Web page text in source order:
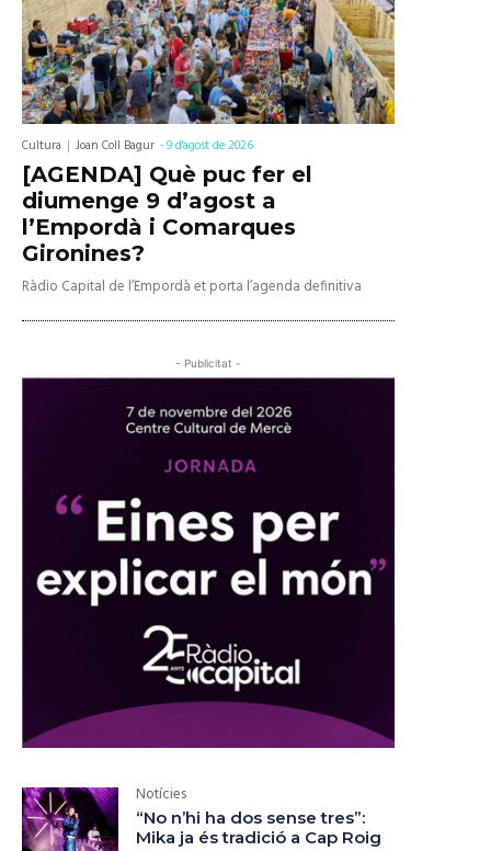
Cultura Joan Coll Bagur -9 d'agost de 2026
[AGENDA] Què puc fer el
diumenge 9 d’agost a
l’Empordà i Comarques
Gironines?
Ràdio Capital de l’Empordà et porta l’agenda definitiva
- Publicitat -
Notícies
“No n’hi ha dos sense tres”:
Mika ja és tradició a Cap Roig